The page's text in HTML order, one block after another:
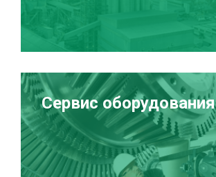
Сервис оборудования